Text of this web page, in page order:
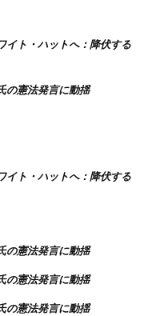
イト・ハットへ：降伏する
の憲法発言に動揺
イト・ハットへ：降伏する
の憲法発言に動揺
の憲法発言に動揺
の憲法発言に動揺